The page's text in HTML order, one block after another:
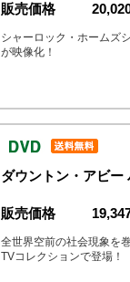
販売価格
シャーロック・ホームズ
が映像化！
ダウントン・アビー
販売価格
全世界空前の社会現象を
TVコレクションで登場！